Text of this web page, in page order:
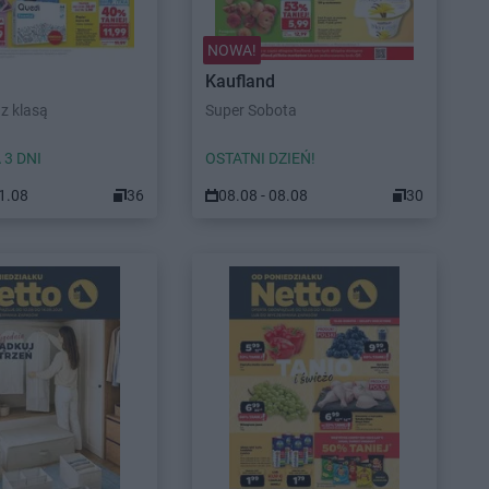
klasą
3 DNI
36
NOWA!
Kaufland
Super Sobota
OSTATNI DZIEŃ!
08.08 - 08.08 30